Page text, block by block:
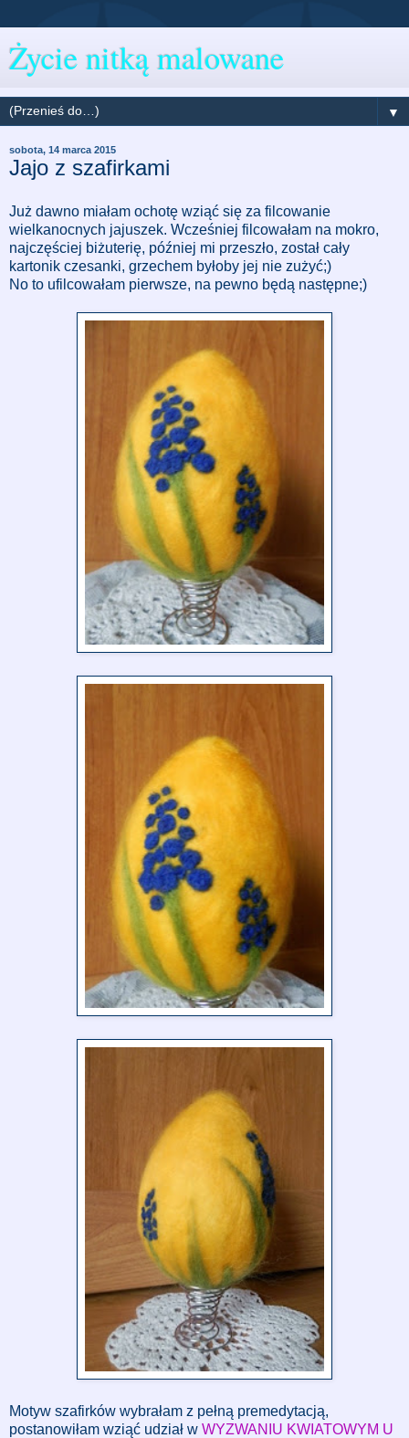
Życie nitką malowane
▼
sobota, 14 marca 2015
Jajo z szafirkami
Już dawno miałam ochotę wziąć się za filcowanie
wielkanocnych jajuszek. Wcześniej filcowałam na mokro,
najczęściej biżuterię, później mi przeszło, został cały
kartonik czesanki, grzechem byłoby jej nie zużyć;)
No to ufilcowałam pierwsze, na pewno będą następne;)
Motyw szafirków wybrałam z pełną premedytacją,
postanowiłam wziąć udział w WYZWANIU KWIATOWYM U